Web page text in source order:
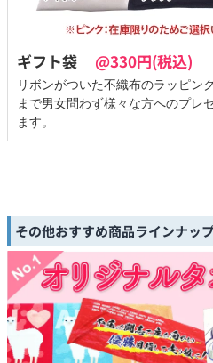
ギフト袋 @330円(税込)
リボンがついた不織布のラッピン
まで男女問わず様々な方へのプレ
ます。
その他おすすめ商品ラインナッ